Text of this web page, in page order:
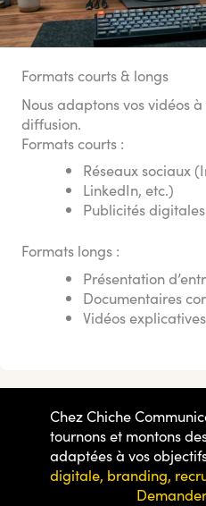
Formats courts & longs
Nous adaptons vos vidéos
diffusion.
Formats courts :
Réseaux sociaux
LinkedIn, etc.)
Publicités digitales
Formats longs :
Présentation
Documentaires
Vidéos explicatives
Chez Chiche
tournons et montons
adaptées à vos
digitale, branding,